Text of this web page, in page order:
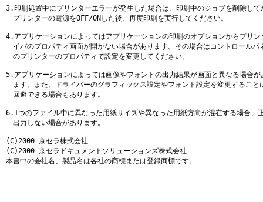
3.印刷処置中にプリンターエラーが発生した場合は、印刷中のジョブを削除して
プリンターの電源をOFF/ONした後、再度印刷を実行してください。
4.アプリケーションによってはアプリケーションの印刷のオプションからプリン
イバのプロパティ画面が開かない場合があります。その場合はコントロールパ
のプリンターのプロパティで設定を変更してください。
5.アプリケーションによっては画像やフォントの出力結果が画面と異なる場合が
ます。また、ドライバーのグラフィックス設定やフォント設定を変更すること
回避できる場合もあります。
6.1つのファイル中に異なった用紙サイズや異なった用紙方向が混在する場合、
出力しない場合があります。
(C)2000 京セラ株式会社
(C)2000 京セラドキュメントソリューションズ株式会社
本書中の会社名、製品名は各社の商標または登録商標です。